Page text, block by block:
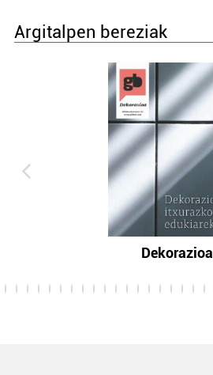
Argitalpen bereziak
Dekorazioa